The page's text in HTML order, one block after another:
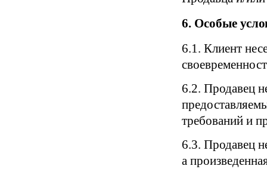
6. Особые
6.1. Клиент
6.2. Продавец
требований и
6.3. Продавец
а